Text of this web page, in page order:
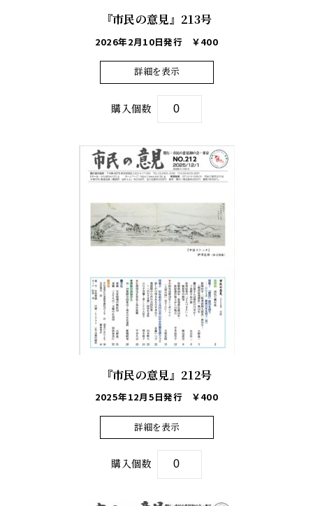
『市民の意見』213号
2026年2月10日発行 ￥400
詳細を表示
購入個数
『市民の意見』212号
2025年12月5日発行 ￥400
詳細を表示
購入個数